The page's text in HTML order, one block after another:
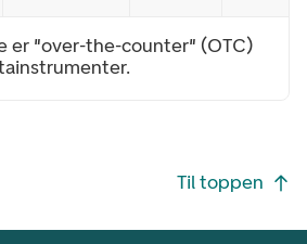
er "over-the-counter" (OTC)
Til toppen